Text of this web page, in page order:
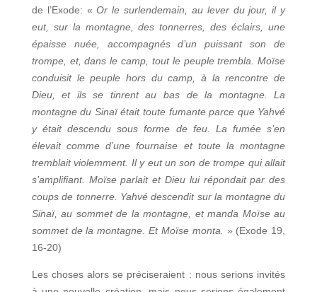
de l’Exode: «Or le surlendemain, au lever du jour, il y
eut, sur la montagne, des tonnerres, des éclairs, une
épaisse nuée, accompagnés d’un puissant son de
trompe, et, dans le camp, tout le peuple trembla. Moïse
conduisit le peuple hors du camp, à la rencontre de
Dieu, et ils se tinrent au bas de la montagne. La
montagne du Sinaï était toute fumante parce que Yahvé
y était descendu sous forme de feu. La fumée s’en
élevait comme d’une fournaise et toute la montagne
tremblait violemment. Il y eut un son de trompe qui allait
s’amplifiant. Moïse parlait et Dieu lui répondait par des
coups de tonnerre. Yahvé descendit sur la montagne du
Sinaï, au sommet de la montagne, et manda Moïse au
sommet de la montagne. Et Moïse monta. » (Exode 19,
16-20)
Les choses alors se préciseraient : nous serions invités